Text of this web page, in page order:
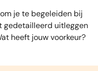
je te begeleiden bij
gedetailleerd uitleggen
heeft jouw voorkeur?